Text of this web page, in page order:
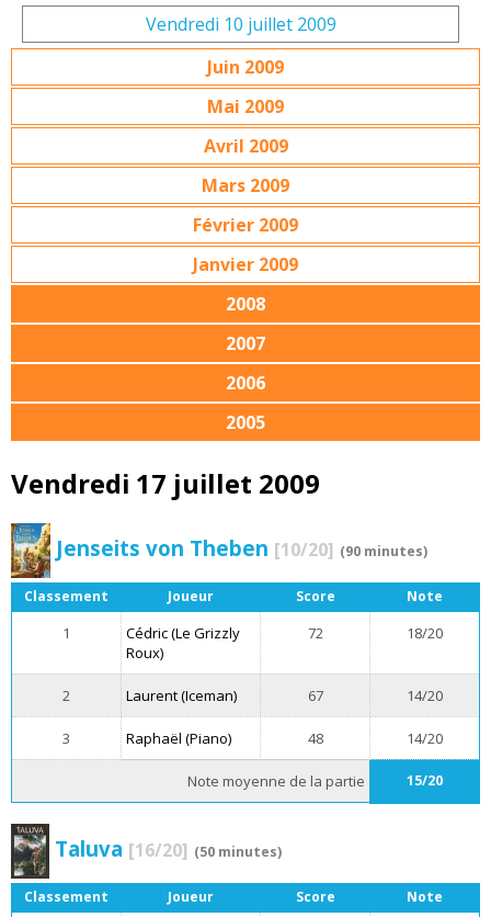
Vendredi 10 juillet 2009
Juin 2009
Mai 2009
Avril 2009
Mars 2009
Février 2009
Janvier 2009
2008
2007
2006
2005
Vendredi 17 juillet 2009
Jenseits von Theben [10/20] (90 minutes)
Classement Joueur Score Note
1
Cédric (Le Grizzly
Roux)
72 18/20
2 Laurent (Iceman) 67 14/20
3 Raphaël (Piano) 48 14/20
Note moyenne de la partie 15/20
Taluva [16/20] (50 minutes)
Classement Joueur Score Note